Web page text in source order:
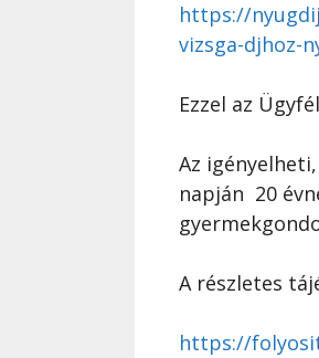
https://
vizsga-djhoz-
Ezzel az
Az
napján 20
A részletes
https://